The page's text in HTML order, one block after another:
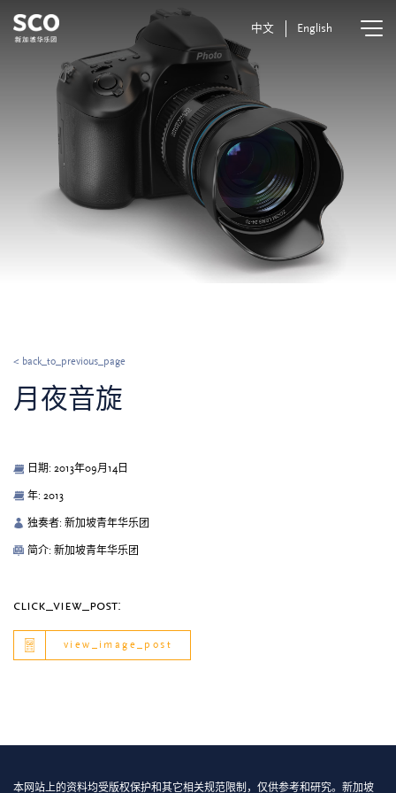
中文 English
< back_to_previous_page
月夜音旋
日期: 2013年09月14日
年: 2013
独奏者: 新加坡青年华乐团
简介: 新加坡青年华乐团
click_view_post:
view_image_post
本网站上的资料均受版权保护和其它相关规范限制，仅供参考和研究。新加坡